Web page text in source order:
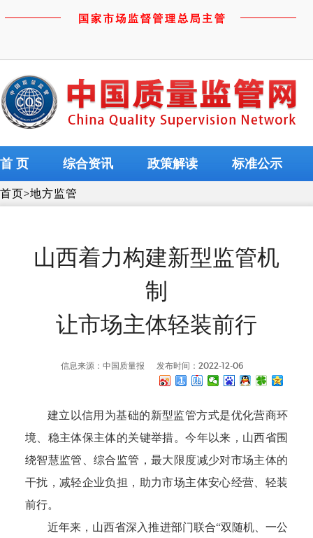
首 页 综合资讯 政策解读 标准公示
首页>地方监管
山西着力构建新型监管机
制
让市场主体轻装前行
信息来源：中国质量报 发布时间：2022-12-06
建立以信用为基础的新型监管方式是优化营商环
境、稳主体保主体的关键举措。今年以来，山西省围
绕智慧监管、综合监管，最大限度减少对市场主体的
干扰，减轻企业负担，助力市场主体安心经营、轻装
前行。
近年来，山西省深入推进部门联合“双随机、一公